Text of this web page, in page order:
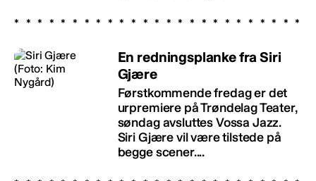
En redningsplanke fra Siri
Gjære
Førstkommende fredag er det
urpremiere på Trøndelag Teater,
søndag avsluttes Vossa Jazz.
Siri Gjære vil være tilstede på
begge scener....